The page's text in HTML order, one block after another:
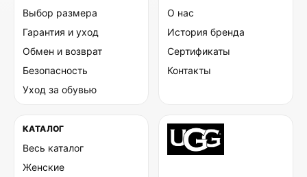
Выбор размера
Гарантия и уход
Обмен и возврат
Безопасность
Уход за обувью
О нас
История бренда
Сертификаты
Контакты
КАТАЛОГ
Весь каталог
Женские